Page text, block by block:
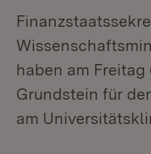
haben am Freitag
Grundstein für
am